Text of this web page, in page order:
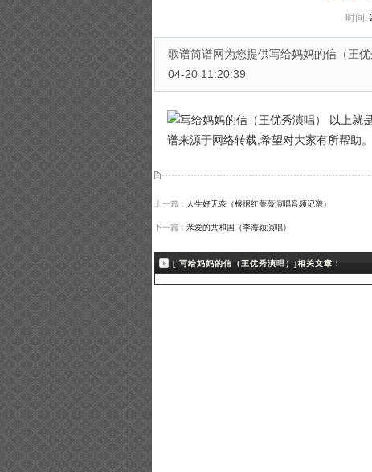
时间:
歌谱简谱网为您提供写给妈妈的信（王
04-20 11:20:39
以上就
谱来源于网络转载,希望对大家有所帮助。
上一篇： 人生好无奈（根据红蔷薇演唱音频记谱）
下一篇： 亲爱的共和国（李海颖演唱）
[ 写给妈妈的信（王优秀演唱）]相关文章：